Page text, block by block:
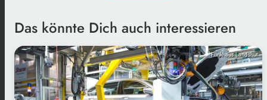
Das könnte Dich auch interessieren
Funkhaus Landshut